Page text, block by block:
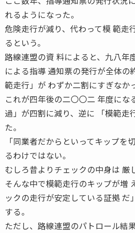
れるようになった。
危険走行が減り、代わって模 範走
るという。
路線連盟の資 料によると、九八年
による指導 通知票の発行が全体の
範走行」が わずか二割にすぎなか
これが四年後の二〇〇二 年度にな
過」が四割に減り、逆に 「模範走
た。
「同業者だからといってキップを
るわけではない。
むしろ昔よりチェックの中身は 厳
そんな中で模範走行のキップが増
ックの走行が安定している証拠 だ
する。
ただし、路線連盟のパトロール結